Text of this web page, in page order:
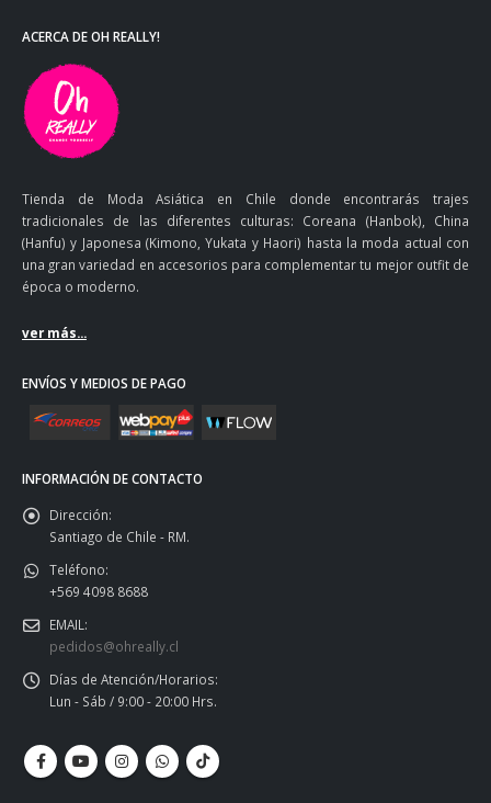
ACERCA DE OH REALLY!
Tienda de Moda Asiática en Chile donde encontrarás trajes
tradicionales de las diferentes culturas: Coreana (Hanbok), China
(Hanfu) y Japonesa (Kimono, Yukata y Haori) hasta la moda actual con
una gran variedad en accesorios para complementar tu mejor outfit de
época o moderno.
ver más...
ENVÍOS Y MEDIOS DE PAGO
INFORMACIÓN DE CONTACTO
Dirección:
Santiago de Chile - RM.
Teléfono:
+569 4098 8688
EMAIL:
pedidos@ohreally.cl
Días de Atención/Horarios:
Lun - Sáb / 9:00 - 20:00 Hrs.